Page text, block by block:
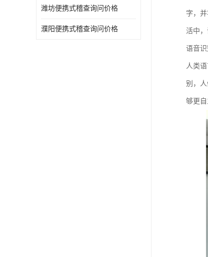
潍坊便携式稽查询问价格
濮阳便携式稽查询问价格
字，
活中
语音
人类
别，
够更自